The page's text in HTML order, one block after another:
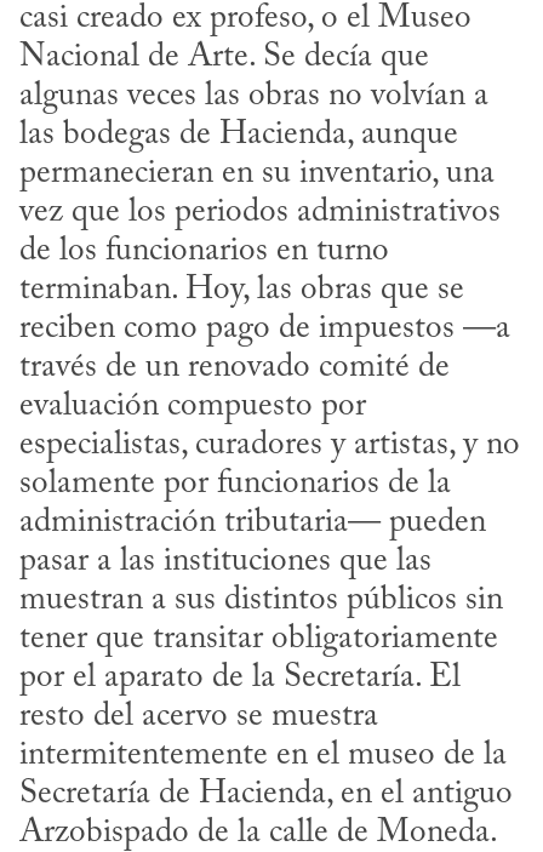
casi creado ex profeso, o el Museo
Nacional de Arte. Se decía que
algunas veces las obras no volvían a
las bodegas de Hacienda, aunque
permanecieran en su inventario, una
vez que los periodos administrativos
de los funcionarios en turno
terminaban. Hoy, las obras que se
reciben como pago de impuestos —a
través de un renovado comité de
evaluación compuesto por
especialistas, curadores y artistas, y no
solamente por funcionarios de la
administración tributaria— pueden
pasar a las instituciones que las
muestran a sus distintos públicos sin
tener que transitar obligatoriamente
por el aparato de la Secretaría. El
resto del acervo se muestra
intermitentemente en el museo de la
Secretaría de Hacienda, en el antiguo
Arzobispado de la calle de Moneda.